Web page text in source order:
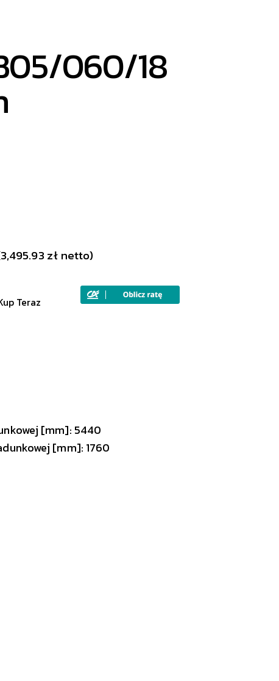
060/18
3,495.93 zł netto)
Teraz
[mm]: 5440
[mm]: 1760